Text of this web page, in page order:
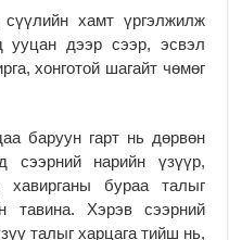
хамт үргэлжилж
ууцан дээр сээр, эсвэл
хонготой шагайт чөмөг
баруун гарт нь дөрвөн
сээрний нарийн үзүүр,
бураа талыг
тавина. Хэрэв сээрний
талыг харцага тийш нь,